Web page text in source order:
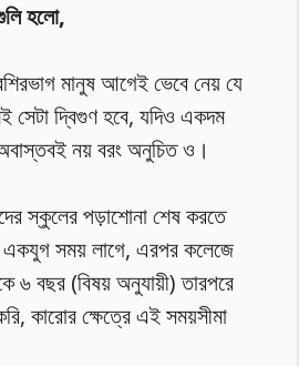
হলো,
মানুষ আগেই ভেবে নেয় যে
সেটা দ্বিগুণ হবে, যদিও একদম
নয় বরং অনুচিত ও।
স্কুলের পড়াশোনা শেষ করতে
একযুগ সময় লাগে, এরপর কলেজে
৬ বছর (বিষয় অনুযায়ী) তারপরে
কারোর ক্ষেত্রে এই সময়সীমা